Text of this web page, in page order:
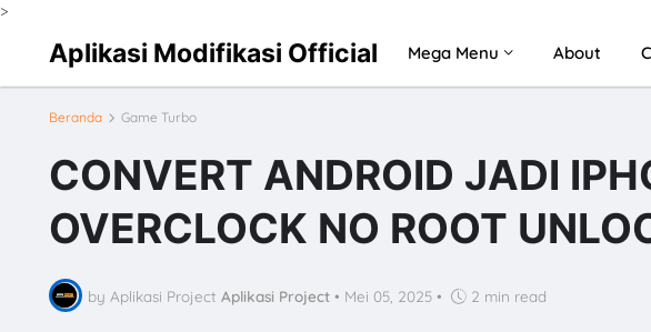
>
Aplikasi Modifikasi Official Mega Menu About
Beranda Game Turbo
CONVERT ANDROID JADI
OVERCLOCK NO ROOT
by Aplikasi Project Aplikasi Project • Mei 05, 2025 • 2 min read